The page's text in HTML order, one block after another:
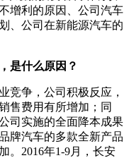
增利的原因、公司汽车
、公司在新能源汽车的
是什么原因？
竞争，公司积极反应，
售费用有所增加；同
司实施的全面降本成果
牌汽车的多款全新产品
。2016年1-9月，长安